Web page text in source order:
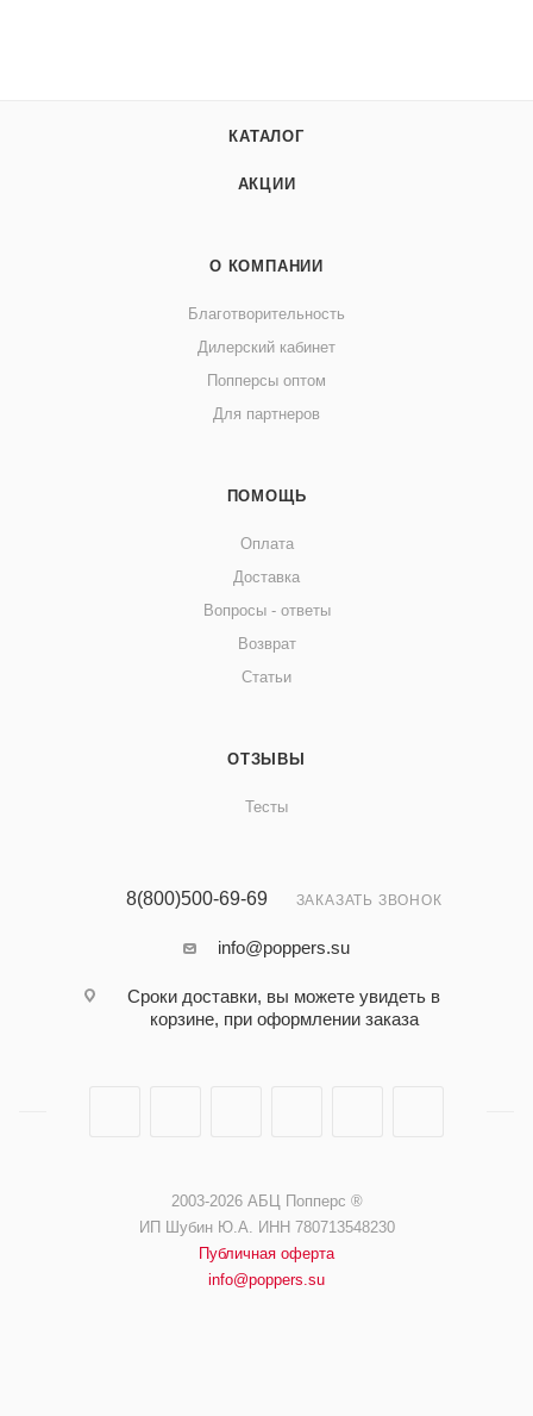
КАТАЛОГ
АКЦИИ
О КОМПАНИИ
Благотворительность
Дилерский кабинет
Попперсы оптом
Для партнеров
ПОМОЩЬ
Оплата
Доставка
Вопросы - ответы
Возврат
Статьи
ОТЗЫВЫ
Тесты
8(800)500-69-69 ЗАКАЗАТЬ ЗВОНОК
info@poppers.su
Сроки доставки, вы можете увидеть в
корзине, при оформлении заказа
2003-2026 АБЦ Попперс ®️️
ИП Шубин Ю.А. ИНН 780713548230
Публичная оферта
info@poppers.su